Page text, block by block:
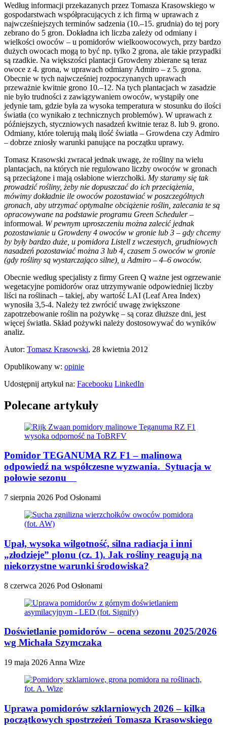
Według informacji przekazanych przez Tomasza Krasowskiego w
gospodarstwach współpracujących z ich firmą w uprawach z
najwcześniejszych terminów sadzenia (10.–15. grudnia) do tej pory
zebrano do 5 gron. Dokładna ich liczba zależy od odmiany i
wielkości owoców – u pomidorów wielkoowocowych, przy bardzo
dużych owocach mogą to być np. tylko 2 grona, ale takie przypadki
są rzadkie. Na większości plantacji Growdeny zbierane są teraz
owoce z 4. grona, w uprawach odmiany Admiro – z 5. grona.
Obecnie w tych najwcześniej rozpoczynanych uprawach
przeważnie kwitnie grono 10.–12. Na tych plantacjach w zasadzie
nie było trudności z zawiązywaniem owoców, wystąpiły one
jedynie tam, gdzie była za wysoka temperatura w stosunku do ilości
światła (co wynikało z technicznych problemów). W uprawach z
późniejszych, styczniowych nasadzeń kwitnie teraz 8. lub 9. grono.
Odmiany, które tolerują małą ilość światła – Growdena czy Admiro
– dobrze zniosły warunki panujące na początku uprawy.
Tomasz Krasowski zwracał jednak uwagę, że rośliny na wielu
plantacjach, na których nie regulowano liczby owoców w gronach
są przeciążone i mają osłabione wierzchołki. My staramy się tak
prowadzić rośliny, żeby nie dopuszczać do ich przeciążenia,
mówimy dokładnie ile owoców pozostawiać w poszczególnych
gronach, aby utrzymać optymalne obciążenie roślin, zalecania te są
opracowywane na podstawie programu Green Scheduler–
informował. W pewnym uproszczeniu można zalecić jednak
pozostawianie u Growdeny 4 owoców w gronie lub 3 – gdy chcemy
by były bardzo duże, u pomidora Listell z wczesnych, grudniowych
nasadzeń pozostawiać można 3 lub 4, czasem 5 owoców w gronie
(gdy rośliny są wystarczająco silne), u Admiro – 4–6 owoców.
Obecnie według specjalisty z firmy Green Q ważne jest ogrzewanie
wegetacyjne pomidorów oraz utrzymywanie odpowiedniej liczby
liści na roślinach – takiej, aby wartość LAI (Leaf Area Index)
wynosiła 3,5-4. Należy też zwrócić uwagę zwiększone
zapotrzebowanie roślin na pożywkę – są coraz dłuższe dni, jest
więcej światła. Skład pożywki należy dostosowywać do wyników
analiz.
Autor: Tomasz Krasowski, 28 kwietnia 2012
Opublikowany w: opinie
Udostępnij artykuł na: Facebooku LinkedIn
Polecane artykuły
Pomidor TEGANUMA RZ F1 – malinowa
odpowiedź na współczesne wyzwania. Sytuacja w
połowie sezonu
7 sierpnia 2026 Pod Osłonami
Upał, wysoka wilgotność, silna radiacja i inni
„złodzieje” plonu (cz. 1). Jak rośliny reagują na
niekorzystne warunki środowiska?
8 czerwca 2026 Pod Osłonami
Doświetlanie pomidorów – ocena sezonu 2025/2026
wg Michała Szymczaka
19 maja 2026 Anna Wize
Uprawa pomidorów szklarniowych 2026 – kilka
początkowych spostrzeżeń Tomasza Krasowskiego